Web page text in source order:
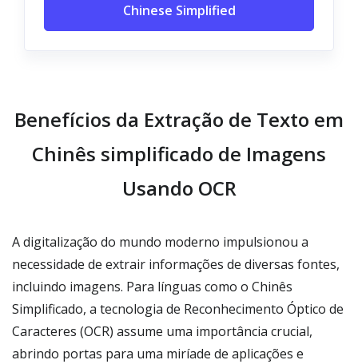
Chinese Simplified
Benefícios da Extração de Texto em
Chinês simplificado de Imagens
Usando OCR
A digitalização do mundo moderno impulsionou a
necessidade de extrair informações de diversas fontes,
incluindo imagens. Para línguas como o Chinês
Simplificado, a tecnologia de Reconhecimento Óptico de
Caracteres (OCR) assume uma importância crucial,
abrindo portas para uma miríade de aplicações e